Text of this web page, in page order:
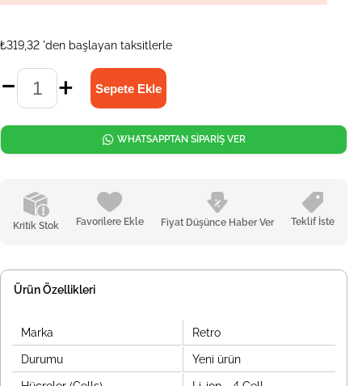
₺319,32 'den başlayan taksitlerle
Kritik Stok Favorilere Ekle Fiyat Düşünce Haber Ver Teklif İste
WHATSAPPTAN SİPARİŞ VER
Ürün Özellikleri
Marka Retro
Durumu Yeni ürün